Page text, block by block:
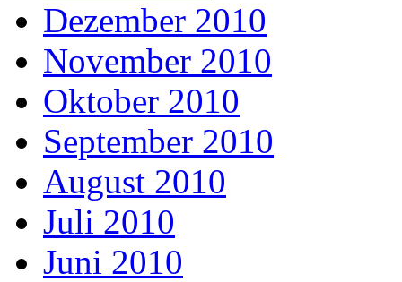
Dezember 2010
November 2010
Oktober 2010
September 2010
August 2010
Juli 2010
Juni 2010